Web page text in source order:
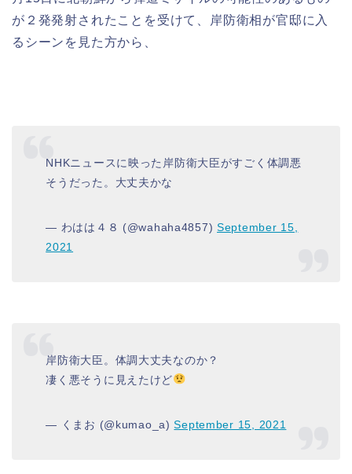
が２発発射されたことを受けて、岸防衛相が官邸に入
るシーンを見た方から、
NHKニュースに映った岸防衛大臣がすごく体調悪
そうだった。大丈夫かな
— わはは４８ (@wahaha4857)September 15,
2021
岸防衛大臣。体調大丈夫なのか？
凄く悪そうに見えたけど
— くまお (@kumao_a)September 15, 2021